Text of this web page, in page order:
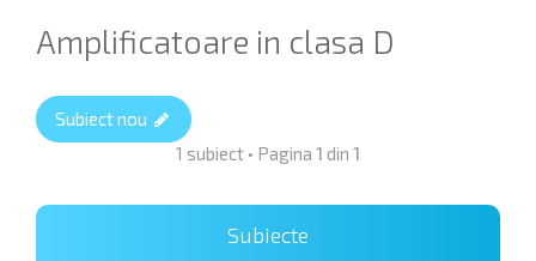
Amplificatoare in clasa D
Subiect nou
1 subiect • Pagina 1 din 1
Subiecte